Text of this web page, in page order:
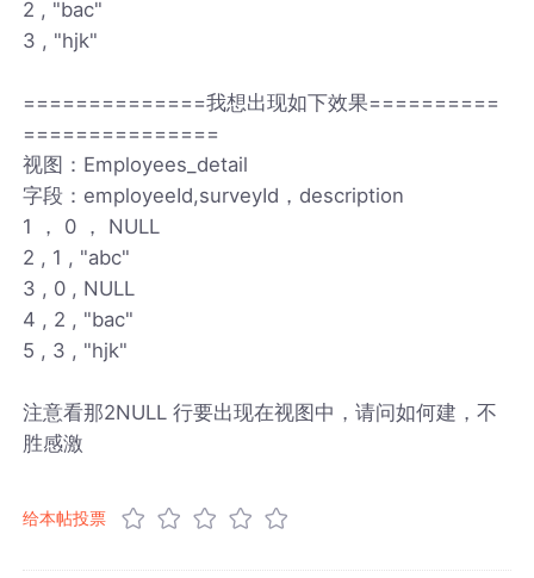
2 , "bac"
3 , "hjk"
==============我想出现如下效果==========
===============
视图：Employees_detail
字段：employeeId,surveyId，description
1 ， 0 ， NULL
2 , 1 , "abc"
3 , 0 , NULL
4 , 2 , "bac"
5 , 3 , "hjk"
注意看那2NULL 行要出现在视图中，请问如何建，不
胜感激
给本帖投票